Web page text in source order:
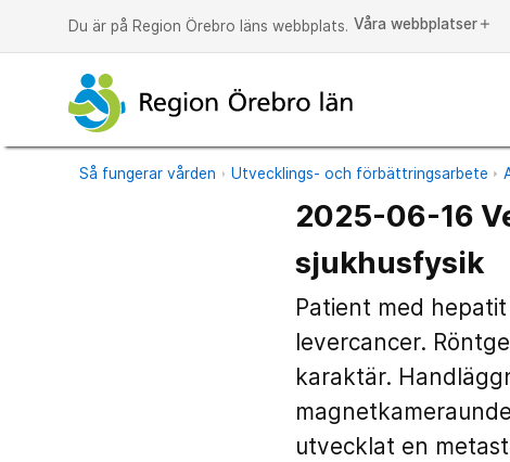
Du är på Region Örebro läns webbplats. Våra webbplatser add
Så fungerar vården Utvecklings- och förbättringsarbete
2025-06-16
sjukhusfysik
Patient med
levercancer.
karaktär.
utvecklat en